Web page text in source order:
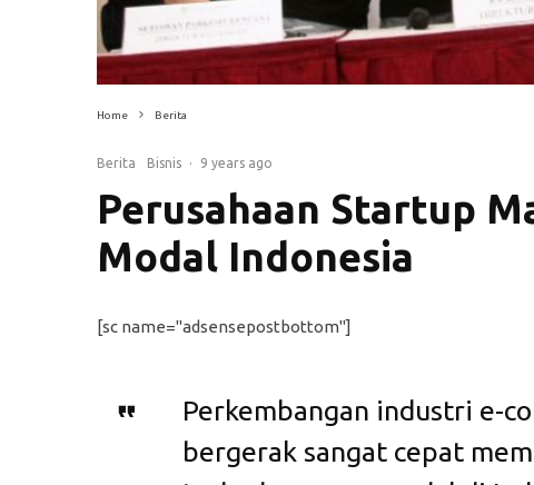
Home Berita
Berita Bisnis · 9 years ago
Perusahaan Startup
Modal Indonesia
[sc name="adsensepostbottom"]
Perkembangan industri e-
bergerak sangat cepat